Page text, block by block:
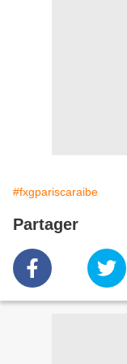
#fxgpariscaraibe
Partager